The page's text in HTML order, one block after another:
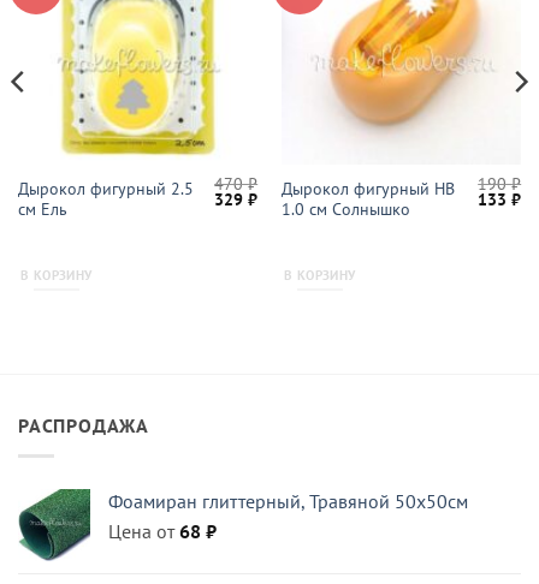
Дырокол фигурный 2.5
см Ель
470₽
Первоначальная
329₽Текущая
цена:
В КОРЗИНУ
Дырокол фигурный HB
1.0 см Солнышко
190₽
133₽
В КОРЗИНУ
РАСПРОДАЖА
Фоамиран глиттерный, Травяной 50x50см
Цена от68 ₽